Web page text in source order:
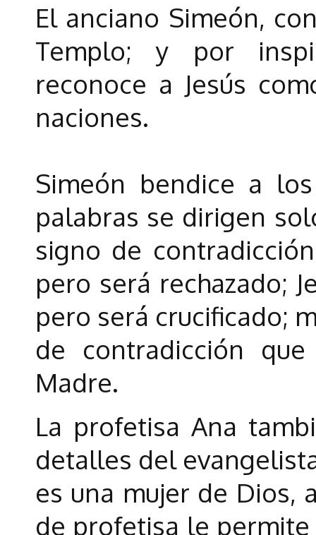
El anciano Simeón,
Templo; y por
reconoce a Jesús
naciones.
Simeón bendice a
palabras se dirigen
signo de
pero será rechazado;
pero será crucificado;
de contradicción
Madre.
La profetisa Ana
detalles del
es una mujer de Dios,
de profetisa le